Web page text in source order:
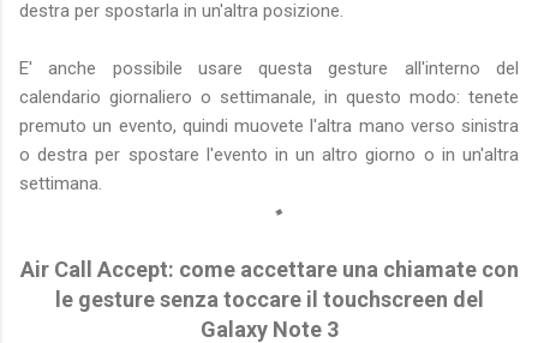
destra per spostarla in un'altra posizione.
E' anche possibile usare questa gesture all'interno del
calendario giornaliero o settimanale, in questo modo: tenete
premuto un evento, quindi muovete l'altra mano verso sinistra
o destra per spostare l'evento in un altro giorno o in un'altra
settimana.
Air Call Accept: come accettare una chiamate con
le gesture senza toccare il touchscreen del
Galaxy Note 3